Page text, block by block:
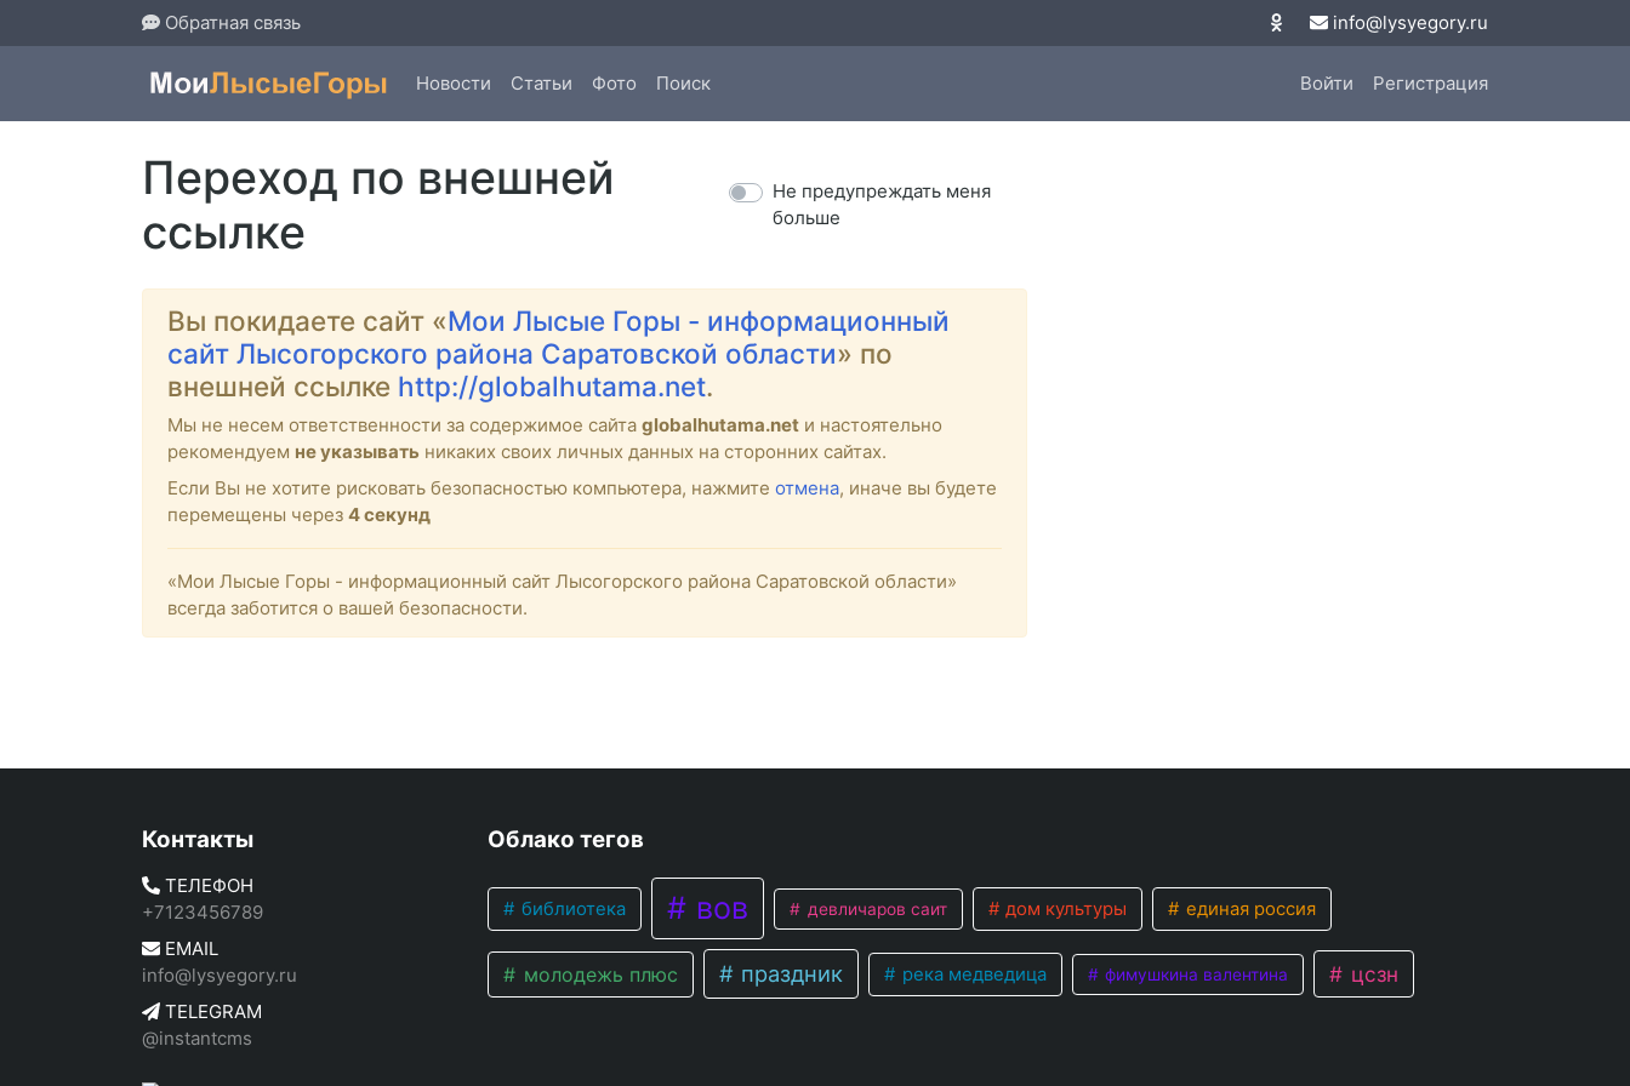
Обратная связь info@lysyegory.ru
Новости Статьи Фото Поиск Войти Регистрация
Переход по внешней
ссылке
Не предупреждать меня
больше
Вы покидаете сайт «Мои Лысые Горы - информационный
сайт Лысогорского района Саратовской области» по
внешней ссылке http://globalhutama.net.
Мы не несем ответственности за содержимое сайта globalhutama.net и настоятельно
рекомендуем не указывать никаких своих личных данных на сторонних сайтах.
Если Вы не хотите рисковать безопасностью компьютера, нажмите отмена, иначе вы будете
перемещены через 4секунд
«Мои Лысые Горы - информационный сайт Лысогорского района Саратовской области»
всегда заботится о вашей безопасности.
Контакты
ТЕЛЕФОН
+7123456789
EMAIL
info@lysyegory.ru
TELEGRAM
@instantcms
Облако тегов
библиотека вов девличаров саит дом культуры единая россия
молодежь плюс праздник река медведица фимушкина валентина цсзн